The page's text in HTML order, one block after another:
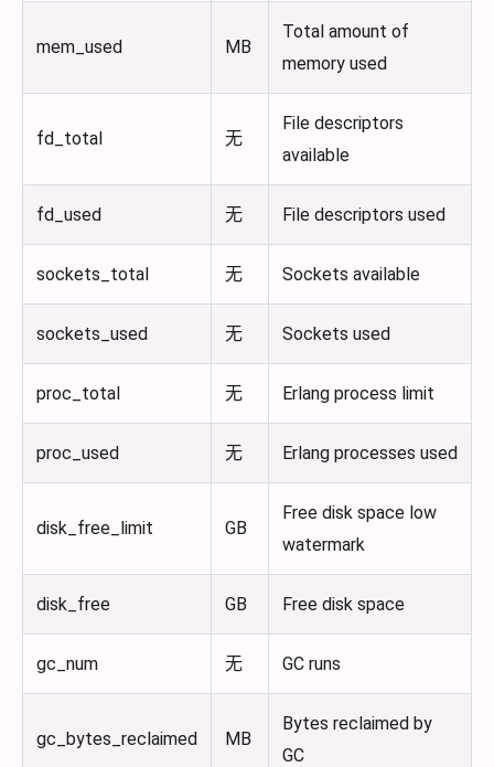
mem_used MB
Total amount of
memory used
fd_total 无
File descriptors
available
fd_used 无 File descriptors used
sockets_total 无 Sockets available
sockets_used 无 Sockets used
proc_total 无 Erlang process limit
proc_used 无 Erlang processes used
disk_free_limit GB
Free disk space low
watermark
disk_free GB Free disk space
gc_num 无 GC runs
gc_bytes_reclaimed MB
Bytes reclaimed by
GC